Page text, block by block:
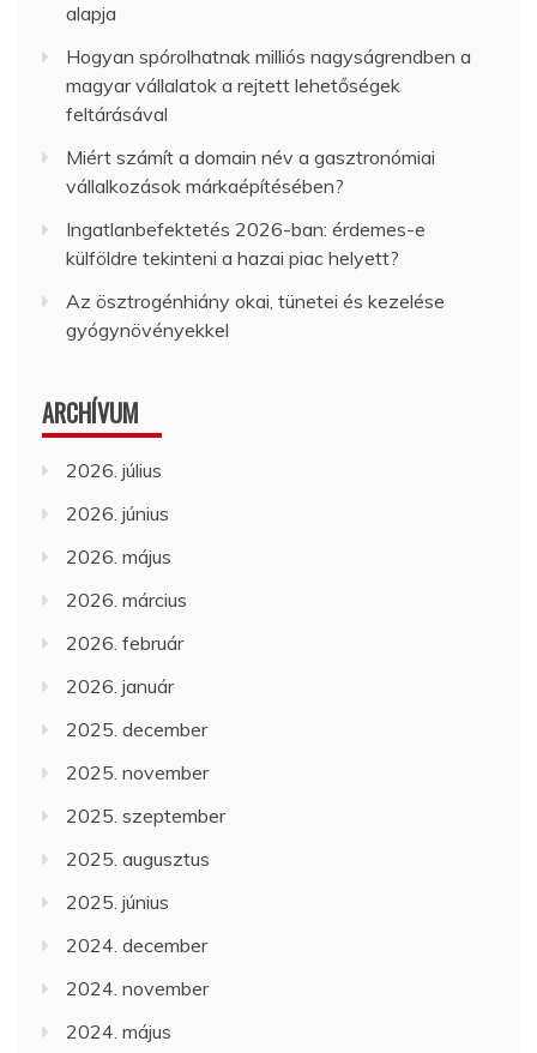
alapja
Hogyan spórolhatnak milliós nagyságrendben a
magyar vállalatok a rejtett lehetőségek
feltárásával
Miért számít a domain név a gasztronómiai
vállalkozások márkaépítésében?
Ingatlanbefektetés 2026-ban: érdemes-e
külföldre tekinteni a hazai piac helyett?
Az ösztrogénhiány okai, tünetei és kezelése
gyógynövényekkel
ARCHÍVUM
2026. július
2026. június
2026. május
2026. március
2026. február
2026. január
2025. december
2025. november
2025. szeptember
2025. augusztus
2025. június
2024. december
2024. november
2024. május